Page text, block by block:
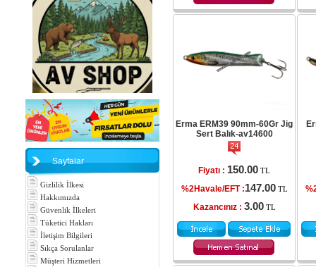
Sayfalar
Gizlilik İlkesi
Hakkımızda
Güvenlik İlkeleri
Tüketici Hakları
İletişim Bilgileri
Sıkça Sorulanlar
Müşteri Hizmetleri
Erma ERM39 90mm-60Gr Jig
Sert Balık-av14600
Fiyatı : 150.00 TL
%2Havale/EFT :147.00 TL
Kazancınız : 3.00 TL